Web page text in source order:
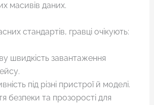
масивів даних.
стандартів, гравці очікують:
швидкість завантаження
під різні пристрої й моделі.
безпеки та прозорості для